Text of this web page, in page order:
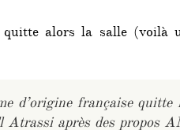
quitte alors la salle (voilà
d’origine française quitte
Atrassi après des propos